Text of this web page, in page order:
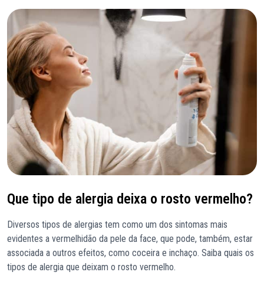
Que tipo de alergia deixa o rosto vermelho?
Diversos tipos de alergias tem como um dos sintomas mais
evidentes a vermelhidão da pele da face, que pode, também, estar
associada a outros efeitos, como coceira e inchaço. Saiba quais os
tipos de alergia que deixam o rosto vermelho.